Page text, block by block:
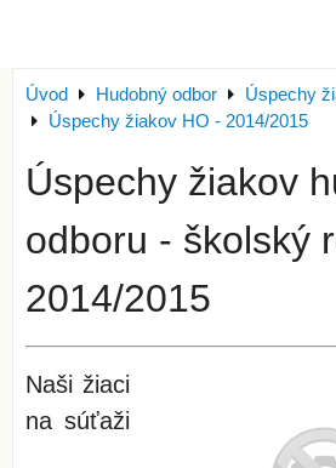
Úvod Hudobný odbor
Úspechy
Úspechy žiakov HO - 2014/2015
Úspechy žiakov
odboru - školský
2014/2015
Naši žiaci
na súťaži